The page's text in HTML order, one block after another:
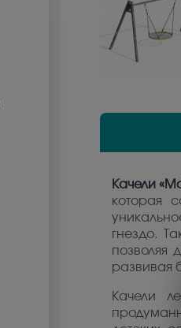
Качели
которая
гнездо.
позволяя
развивая
Качели